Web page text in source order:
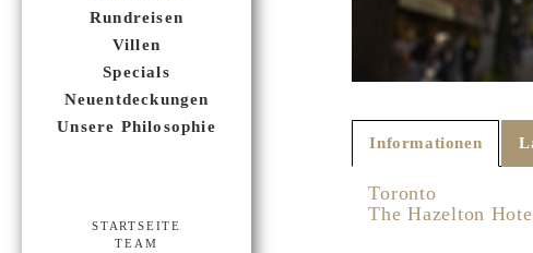
Rundreisen
Villen
Specials
Neuentdeckungen
Unsere Philosophie
STARTSEITE
TEAM
Informationen
Toronto
The Hazelton